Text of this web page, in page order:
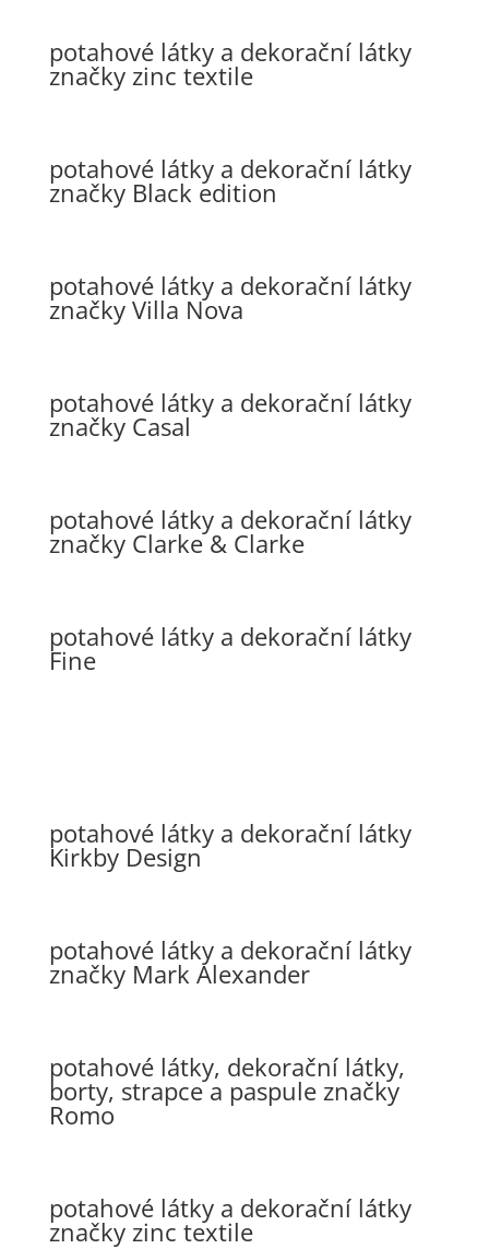
potahové látky a dekorační látky
značky zinc textile
potahové látky a dekorační látky
značky Black edition
potahové látky a dekorační látky
značky Villa Nova
potahové látky a dekorační látky
značky Casal
potahové látky a dekorační látky
značky Clarke & Clarke
potahové látky a dekorační látky
Fine
potahové látky a dekorační látky
Kirkby Design
potahové látky a dekorační látky
značky Mark Alexander
potahové látky, dekorační látky,
borty, strapce a paspule značky
Romo
potahové látky a dekorační látky
značky zinc textile